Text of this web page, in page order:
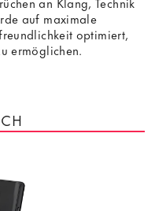
auf maximale
optimiert,
ermöglichen.